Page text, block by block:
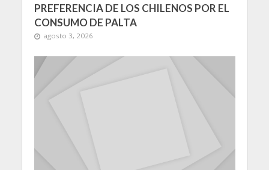
PREFERENCIA DE LOS CHILENOS POR EL
CONSUMO DE PALTA
agosto 3, 2026